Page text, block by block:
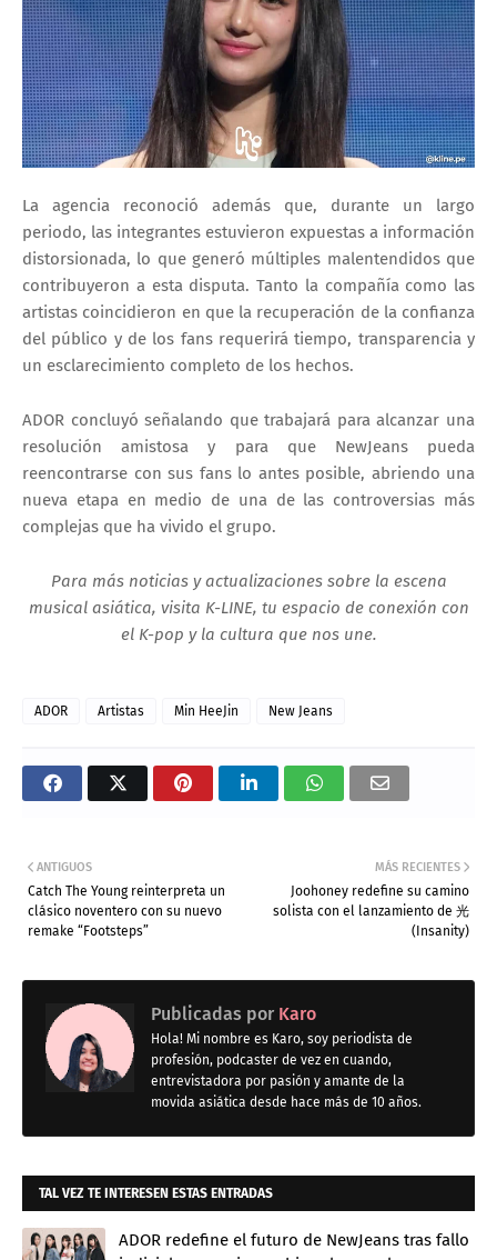
La agencia reconoció además que, durante un largo
periodo, las integrantes estuvieron expuestas a información
distorsionada, lo que generó múltiples malentendidos que
contribuyeron a esta disputa. Tanto la compañía como las
artistas coincidieron en que la recuperación de la confianza
del público y de los fans requerirá tiempo, transparencia y
un esclarecimiento completo de los hechos.
ADOR concluyó señalando que trabajará para alcanzar una
resolución amistosa y para que NewJeans pueda
reencontrarse con sus fans lo antes posible, abriendo una
nueva etapa en medio de una de las controversias más
complejas que ha vivido el grupo.
Para más noticias y actualizaciones sobre la escena
musical asiática, visita K-LINE, tu espacio de conexión con
el K-pop y la cultura que nos une.
ADOR Artistas Min HeeJin New Jeans
MÁS RECIENTES
Joohoney redefine su camino
solista con el lanzamiento de 光
(Insanity)
ANTIGUOS
Catch The Young reinterpreta un
clásico noventero con su nuevo
remake “Footsteps”
Publicadas por Karo
Hola! Mi nombre es Karo, soy periodista de
profesión, podcaster de vez en cuando,
entrevistadora por pasión y amante de la
movida asiática desde hace más de 10 años.
TAL VEZ TE INTERESEN ESTAS ENTRADAS
ADOR redefine el futuro de NewJeans tras fallo